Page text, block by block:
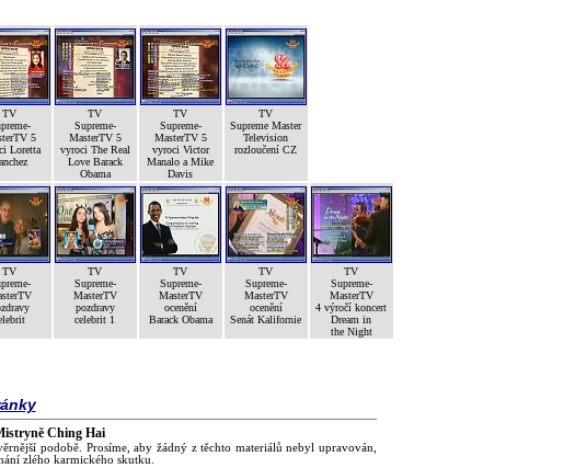
TV
5
Loretta
TV
Supreme-
MasterTV 5
vyroci The Real
Love Barack
Obama
TV
Supreme-
MasterTV 5
vyroci Victor
Manalo a Mike
Davis
TV
Supreme Master
Television
rozloučení CZ
TV
TV
Supreme-
MasterTV
pozdravy
celebrit 1
TV
Supreme-
MasterTV
ocenění
Barack Obama
TV
Supreme-
MasterTV
ocenění
Senát Kalifornie
TV
Supreme-
MasterTV
4 výročí koncert
Dream in
the Night
Ching Hai
podobě. Prosíme, aby žádný z těchto materiálů nebyl upravován,
zlého karmického skutku.